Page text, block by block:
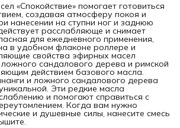
«Спокойствие» помогает готовиться
создавая атмосферу покоя и
нанесении на ступни ног и заднюю
расслабляюще и снимает
для ежедневного применения,
в удобном флаконе роллере и
свойства эфирных масел
сандалового дерева и римской
действием базового масла.
и ложного сандалового дерева
Эти редкие масла
и помогают справиться с
Когда вам нужно
и душевные силы, нанесите смесь